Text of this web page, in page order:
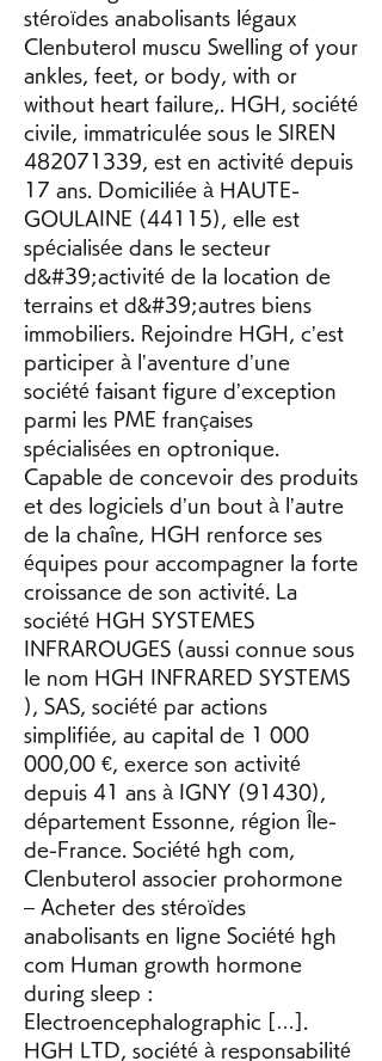
stéroïdes anabolisants légaux
Clenbuterol muscu Swelling of your
ankles, feet, or body, with or
without heart failure,. HGH, société
civile, immatriculée sous le SIREN
482071339, est en activité depuis
17 ans. Domiciliée à HAUTE-
GOULAINE (44115), elle est
spécialisée dans le secteur
d&#39;activité de la location de
terrains et d&#39;autres biens
immobiliers. Rejoindre HGH, c’est
participer à l’aventure d’une
société faisant figure d’exception
parmi les PME françaises
spécialisées en optronique.
Capable de concevoir des produits
et des logiciels d’un bout à l’autre
de la chaîne, HGH renforce ses
équipes pour accompagner la forte
croissance de son activité. La
société HGH SYSTEMES
INFRAROUGES (aussi connue sous
le nom HGH INFRARED SYSTEMS
), SAS, société par actions
simplifiée, au capital de 1 000
000,00 €, exerce son activité
depuis 41 ans à IGNY (91430),
département Essonne, région Île-
de-France. Société hgh com,
Clenbuterol associer prohormone
– Acheter des stéroïdes
anabolisants en ligne Société hgh
com Human growth hormone
during sleep :
Electroencephalographic […].
HGH LTD, société à responsabilité